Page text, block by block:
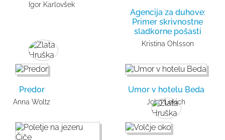
Igor Karlovšek
Agencija za duhove:
Primer skrivnostne
sladkorne pošasti
Kristina Ohlsson
Predor
Anna Woltz
Umor v hotelu Beda
John Lekich